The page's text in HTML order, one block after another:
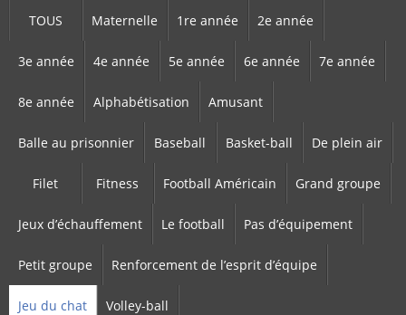
TOUS Maternelle 1re année 2e année
3e année 4e année 5e année 6e année 7e année
8e année Alphabétisation Amusant
Balle au prisonnier Baseball Basket-ball De plein air
Filet Fitness Football Américain Grand groupe
Jeux d’échauffement Le football Pas d’équipement
Petit groupe Renforcement de l’esprit d’équipe
Jeu du chat Volley-ball